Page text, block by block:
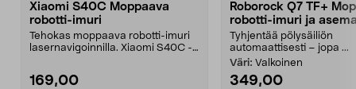
Xiaomi S40C Moppaava
robotti-imuri
Tehokas moppaava robotti-imuri
lasernavigoinnilla. Xiaomi S40C -
169,00
Roborock Q7 TF+
robotti-imuri ja
Tyhjentää pölysäiliön
automaattisesti – jopa ...
Väri: Valkoinen
349,00